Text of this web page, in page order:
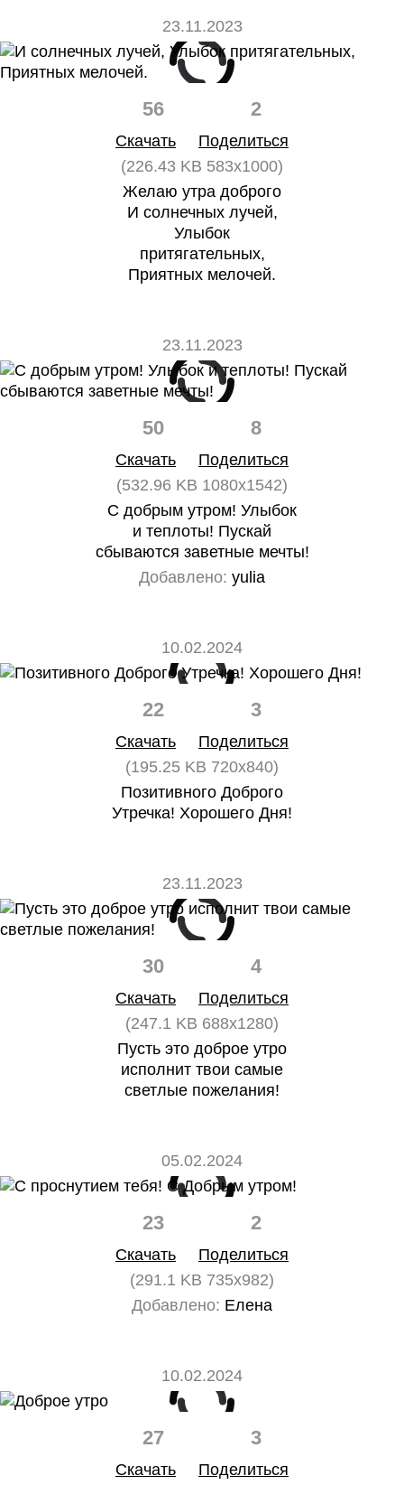
23.11.2023
56 2
Скачать
Поделиться
(226.43 KB 583x1000)
Желаю утра доброго
И солнечных лучей,
Улыбок
притягательных,
Приятных мелочей.
23.11.2023
50 8
Скачать
Поделиться
(532.96 KB 1080x1542)
С добрым утром! Улыбок
и теплоты! Пускай
сбываются заветные мечты!
Добавлено: yulia
10.02.2024
22 3
Скачать
Поделиться
(195.25 KB 720x840)
Позитивного Доброго
Утречка! Хорошего Дня!
23.11.2023
30 4
Скачать
Поделиться
(247.1 KB 688x1280)
Пусть это доброе утро
исполнит твои самые
светлые пожелания!
05.02.2024
23 2
Скачать
Поделиться
(291.1 KB 735x982)
Добавлено: Елена
10.02.2024
27 3
Скачать
Поделиться